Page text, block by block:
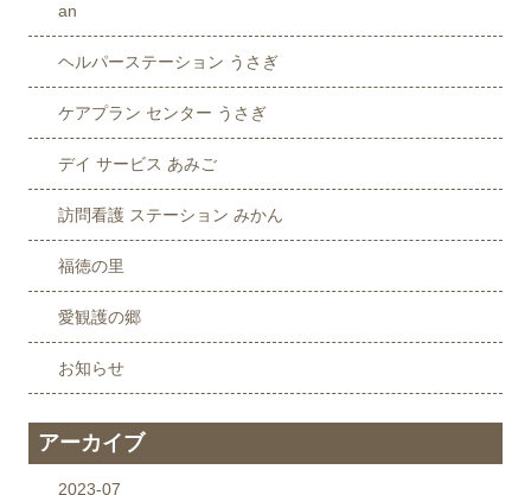
an
ヘルパーステーション うさぎ
ケアプラン センター うさぎ
デイ サービス あみご
訪問看護 ステーション みかん
福徳の里
愛観護の郷
お知らせ
アーカイブ
2023-07